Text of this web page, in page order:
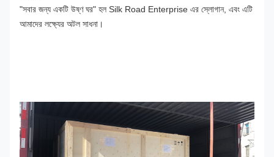
"সবার জন্য একটি উষ্ণ ঘর" হল Silk Road Enterprise এর স্লোগান, এবং এটি
আমাদের লক্ষ্যের অটল সাধনা।